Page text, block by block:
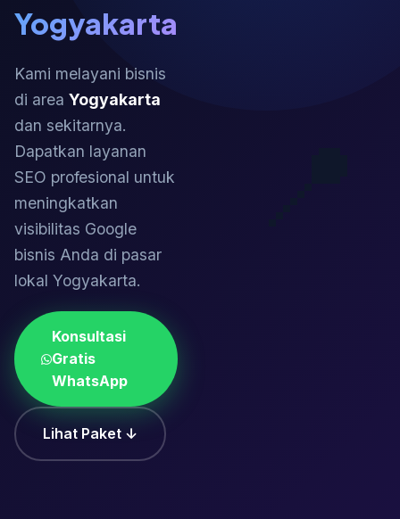
Yogyakarta
Kami melayani bisnis
di area Yogyakarta
dan sekitarnya.
Dapatkan layanan
SEO profesional untuk
meningkatkan
visibilitas Google
bisnis Anda di pasar
lokal Yogyakarta.
Konsultasi
Gratis
WhatsApp
Lihat Paket ↓